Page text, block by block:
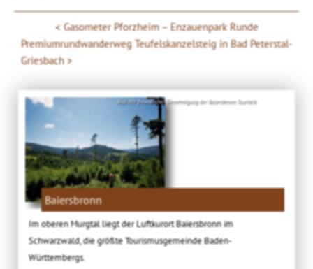
Gasometer Pforzheim – Enzauenpark Runde
Premiumrundwanderweg Teufelskanzelsteig in Bad Peterstal-
Griesbach
Bild: Mit freundlicher Genehmigung der Baiersbronn Touristik
Baiersbronn
Im oberen Murgtal liegt der Luftkurort Baiersbronn im
Schwarzwald, die größte Tourismusgemeinde Baden-
Württembergs.